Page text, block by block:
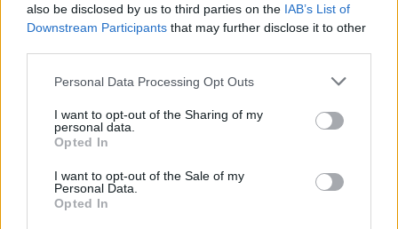
also be disclosed by us to third parties on the IAB’s List of
Downstream Participants that may further disclose it to other
Personal Data Processing Opt Outs
I want to opt-out of the Sharing of my
personal data.
Opted In
I want to opt-out of the Sale of my
Personal Data.
Opted In